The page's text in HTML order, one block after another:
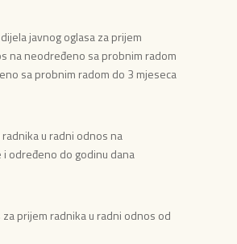
javnog oglasa za prijem
na neodređeno sa probnim radom
sa probnim radom do 3 mjeseca
u radni odnos na
određeno do godinu dana
za prijem radnika u radni odnos od